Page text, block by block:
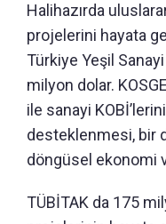
Halihazırda
projelerini hayata
Türkiye Yeşil
milyon dolar.
ile sanayi
desteklenmesi, bir
döngüsel ekonomi
TÜBİTAK da 175